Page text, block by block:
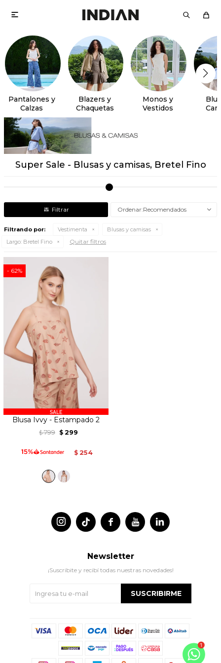

Pantalones y
Calzas
Blazers y
Chaquetas
Monos y
Vestidos
Super Sale - Blusas y camisas, Bretel Fino
Recomendados
Filtrando por: Vestimenta
Blusas y camisas
Largo: Bretel Fino Quitar filtros
62
Blusa Ivvy - Estampado 2
$ 799 $ 299
$ 254
 
 
Newsletter
¡Suscribite y recibí todas nuestras novedades!
SUSCRIBIRME